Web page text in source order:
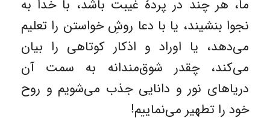
ما، هر چند در پردۀ غیبت باشد، با خدا به
نجوا بنشیند، یا با دعا روشِ خواستن را تعلیم
می‌دهد، یا اوراد و اذکار کوتاهی را بیان
می‌کند، چقدر شوق‌مندانه به سمت آن
دریاهای نور و دانایی جذب می‌شویم و روح
خود را تطهیر می‌نماییم!